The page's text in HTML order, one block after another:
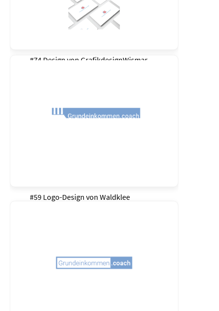
#74 Design von GrafikdesignWismar
#59 Logo-Design von Waldklee